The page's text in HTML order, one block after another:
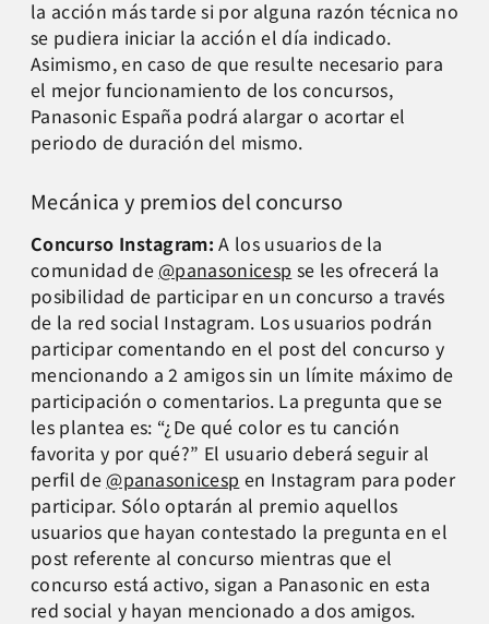
la acción más tarde si por alguna razón técnica no
se pudiera iniciar la acción el día indicado.
Asimismo, en caso de que resulte necesario para
el mejor funcionamiento de los concursos,
Panasonic España podrá alargar o acortar el
periodo de duración del mismo.
Mecánica y premios del concurso
Concurso Instagram: A los usuarios de la
comunidad de @panasonicesp se les ofrecerá la
posibilidad de participar en un concurso a través
de la red social Instagram. Los usuarios podrán
participar comentando en el post del concurso y
mencionando a 2 amigos sin un límite máximo de
participación o comentarios. La pregunta que se
les plantea es: “¿De qué color es tu canción
favorita y por qué?” El usuario deberá seguir al
perfil de @panasonicesp en Instagram para poder
participar. Sólo optarán al premio aquellos
usuarios que hayan contestado la pregunta en el
post referente al concurso mientras que el
concurso está activo, sigan a Panasonic en esta
red social y hayan mencionado a dos amigos.